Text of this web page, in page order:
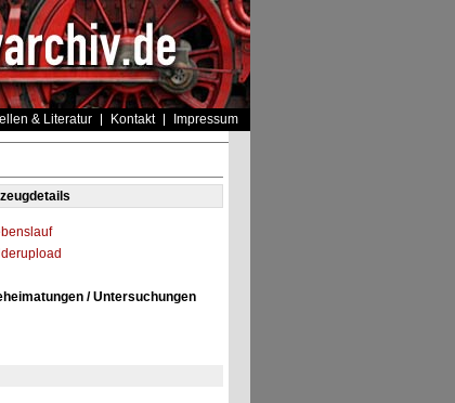
& Literatur Kontakt Impressum
/ Untersuchungen